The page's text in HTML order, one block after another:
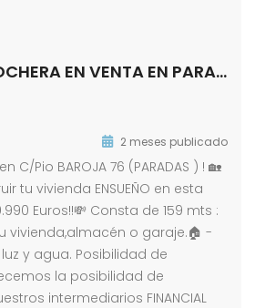
¡MAGNIFICA COCHERA EN VENTA EN PARADAS!
2 meses publicado
C/Pio BAROJA 76 (PARADAS ) ! 🏡
tu vivienda ENSUEÑO en esta
Euros!!💸 Consta de 159 mts :
vivienda,almacén o garaje.🏠 -
y agua. Posibilidad de
la posibilidad de
intermediarios FINANCIAL